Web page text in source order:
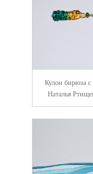
Кулон бирюза
Наталья